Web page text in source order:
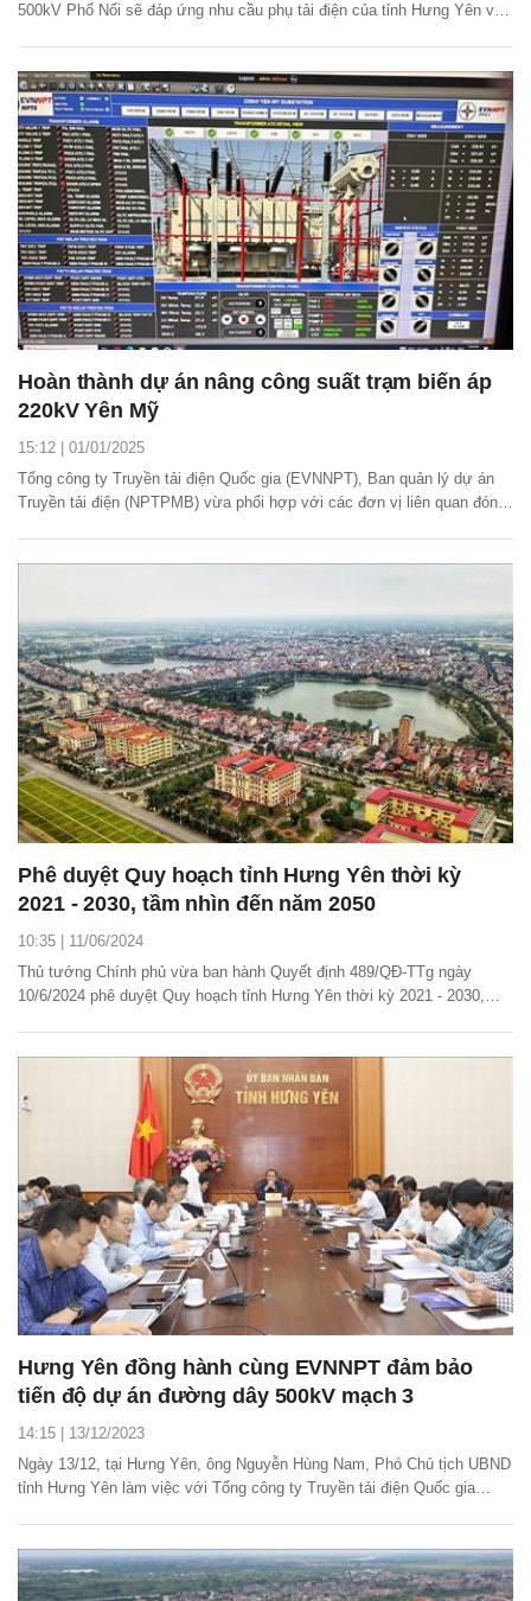
500kV Phố Nối sẽ đáp ứng nhu cầu phụ tải điện của tỉnh Hưng Yên và
Hoàn thành dự án nâng công suất trạm biến áp
220kV Yên Mỹ
15:12 | 01/01/2025
Tổng công ty Truyền tải điện Quốc gia (EVNNPT), Ban quản lý dự án
Truyền tải điện (NPTPMB) vừa phối hợp với các đơn vị liên quan đóng
Phê duyệt Quy hoạch tỉnh Hưng Yên thời kỳ
2021 - 2030, tầm nhìn đến năm 2050
10:35 | 11/06/2024
Thủ tướng Chính phủ vừa ban hành Quyết định 489/QĐ-TTg ngày
10/6/2024 phê duyệt Quy hoạch tỉnh Hưng Yên thời kỳ 2021 - 2030,
Hưng Yên đồng hành cùng EVNNPT đảm bảo
tiến độ dự án đường dây 500kV mạch 3
14:15 | 13/12/2023
Ngày 13/12, tại Hưng Yên, ông Nguyễn Hùng Nam, Phó Chủ tịch UBND
tỉnh Hưng Yên làm việc với Tổng công ty Truyền tải điện Quốc gia